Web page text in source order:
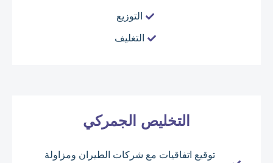
التوزيع
التغليف
التخليص الجمركي
توقيع اتفاقيات مع شركات الطيران ومزاولة